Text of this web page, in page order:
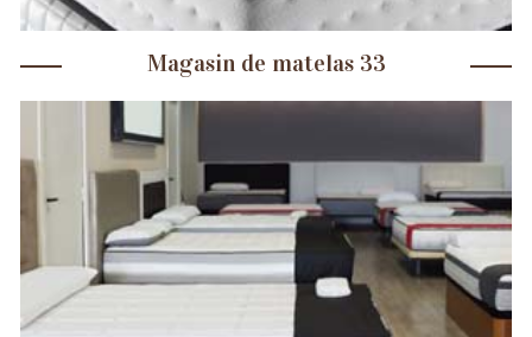
Magasin de matelas 33